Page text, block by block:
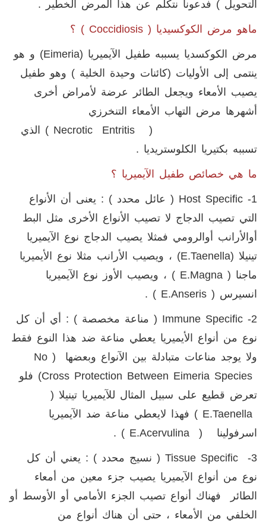
التحويل ) فدعونا نتكلم عن هذا المرض الخطير .
ماهو مرض الكوكسيديا ( Coccidiosis ) ؟
مرض الكوكسديا يسببه طفيل الآيميريا (Eimeria) و هو
ينتمى إلى الأوليات (كائنات وحيدة الخلية ) وهو طفيل
يصيب الأمعاء ويجعل الطائر عرضة لأمراض أخرى
أشهرها مرض التهاب الأمعاء التنخرزي
(
( Necrotic Entritis الذي
تسببه بكتيريا الكلوستريديا .
ما هي خصائص طفيل الآيميريا ؟
1-
Host Specific ( عائل محدد ) : يعنى أن الأنواع
التي تصيب الدجاج لا تصيب الأنواع الأخرى مثل البط
أوالأرانب أوالرومي فمثلا يصيب الدجاج نوع الآيميريا
تينيلا (E.taenella) ، ويصيب الأرانب مثلا نوع الأيميريا
ماجنا ( E.magna ) ، ويصيب الأوز نوع الآيميريا
انسيرس ( E.anseris
) .
2-
Immune Specific ( مناعة مخصصة ) : أي أن كل
نوع من أنواع الأيميريا يعطي مناعة ضد هذا النوع فقط
ولا يوجد مناعات متبادلة بين الآنواع وبعضها ( No
Cross Protection Between Eimeria Species) فلو
تعرض قطيع على سبيل المثال للآيميريا تينيلا (
E.taenella ) فهذا لايعطي مناعة ضد الآيميريا
اسرفولينا (
E.acervulina
) .
3-
Tissue Specific ( نسيج محدد ) : يعني أن كل
نوع من أنواع الآيميريا يصيب جزء معين من أمعاء
الطائر فهناك أنواع تصيب الجزء الأمامي أو الأوسط أو
الخلفي من الأمعاء ، حتى أن هناك أنواع من